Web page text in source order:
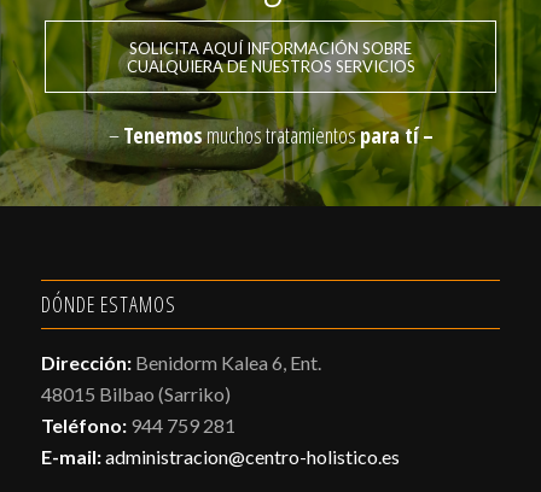
SOLICITA AQUÍ INFORMACIÓN SOBRE
CUALQUIERA DE NUESTROS SERVICIOS
–Tenemosmuchos tratamientospara tí –
DÓNDE ESTAMOS
Dirección:Benidorm Kalea 6, Ent.
48015 Bilbao (Sarriko)
Teléfono:944 759 281
E-mail:administracion@centro-holistico.es